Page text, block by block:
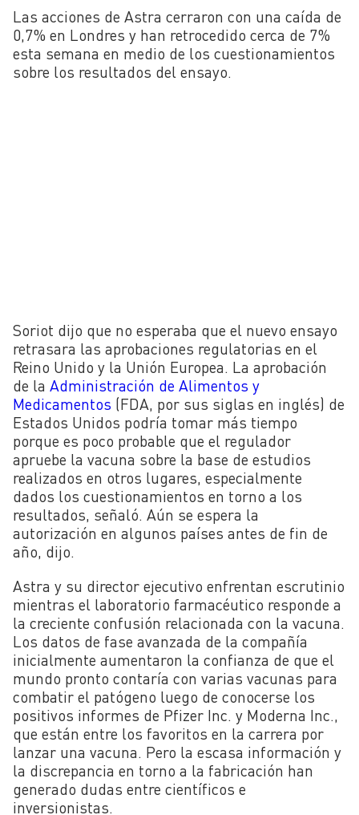
Las acciones de Astra cerraron con una caída de
0,7% en Londres y han retrocedido cerca de 7%
esta semana en medio de los cuestionamientos
sobre los resultados del ensayo.
Soriot dijo que no esperaba que el nuevo ensayo
retrasara las aprobaciones regulatorias en el
Reino Unido y la Unión Europea. La aprobación
de la Administración de Alimentos y
Medicamentos (FDA, por sus siglas en inglés) de
Estados Unidos podría tomar más tiempo
porque es poco probable que el regulador
apruebe la vacuna sobre la base de estudios
realizados en otros lugares, especialmente
dados los cuestionamientos en torno a los
resultados, señaló. Aún se espera la
autorización en algunos países antes de fin de
año, dijo.
Astra y su director ejecutivo enfrentan escrutinio
mientras el laboratorio farmacéutico responde a
la creciente confusión relacionada con la vacuna.
Los datos de fase avanzada de la compañía
inicialmente aumentaron la confianza de que el
mundo pronto contaría con varias vacunas para
combatir el patógeno luego de conocerse los
positivos informes de Pfizer Inc. y Moderna Inc.,
que están entre los favoritos en la carrera por
lanzar una vacuna. Pero la escasa información y
la discrepancia en torno a la fabricación han
generado dudas entre científicos e
inversionistas.